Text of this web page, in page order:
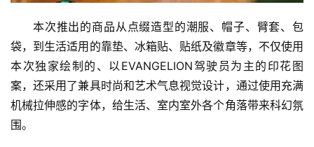
本次推出的商品从点缀造型的潮服、帽子、臂套、包
袋，到生活适用的靠垫、冰箱贴、贴纸及徽章等，不仅使用
本次独家绘制的、以EVANGELION驾驶员为主的印花图
案，还采用了兼具时尚和艺术气息视觉设计，通过使用充满
机械拉伸感的字体，给生活、室内室外各个角落带来科幻氛
围。